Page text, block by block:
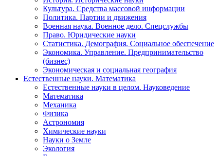
Культура. Средства массовой информации
Политика. Партии и движения
Военная наука. Военное дело. Спецслужбы
Право. Юридические науки
Статистика. Демография. Социальное обеспечение
Экономика. Управление. Предпринимательство
(бизнес)
Экономическая и социальная география
Естественные науки. Математика
Естественные науки в целом. Науковедение
Математика
Механика
Физика
Астрономия
Химические науки
Науки о Земле
Экология